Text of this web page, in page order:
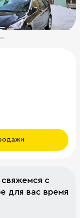
с
для вас время